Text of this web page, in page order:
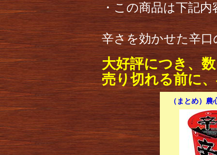
・この商品は下記
辛さを効かせた辛
大好評につき、
売り切れる前に
（まとめ）